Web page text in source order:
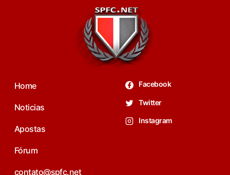
Home
Noticias
Apostas
Fórum
contato@spfc.net
Facebook
Twitter
Instagram